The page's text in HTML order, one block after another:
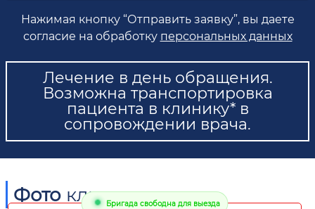
Нажимая кнопку “Отправить заявку”, вы даете
согласие на обработку персональных данных
Лечение в день обращения.
Возможна транспортировка
пациента в клинику* в
сопровождении врача.
Фото клиникиБригада свободна для выезда